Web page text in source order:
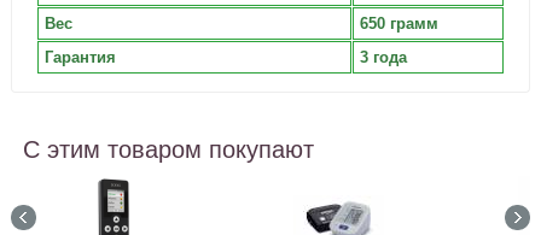
Вес
650 грамм
Гарантия
3 года
С этим товаром покупают